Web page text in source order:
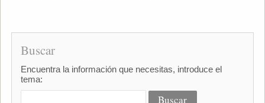
Buscar
Encuentra la información que necesitas, introduce el
tema: